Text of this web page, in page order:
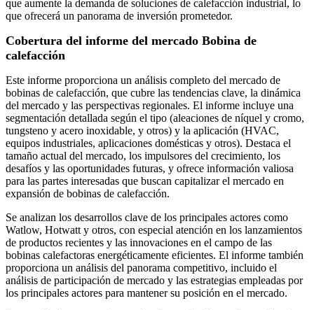
que aumente la demanda de soluciones de calefacción industrial, lo
que ofrecerá un panorama de inversión prometedor.
Cobertura del informe del mercado Bobina de
calefacción
Este informe proporciona un análisis completo del mercado de
bobinas de calefacción, que cubre las tendencias clave, la dinámica
del mercado y las perspectivas regionales. El informe incluye una
segmentación detallada según el tipo (aleaciones de níquel y cromo,
tungsteno y acero inoxidable, y otros) y la aplicación (HVAC,
equipos industriales, aplicaciones domésticas y otros). Destaca el
tamaño actual del mercado, los impulsores del crecimiento, los
desafíos y las oportunidades futuras, y ofrece información valiosa
para las partes interesadas que buscan capitalizar el mercado en
expansión de bobinas de calefacción.
Se analizan los desarrollos clave de los principales actores como
Watlow, Hotwatt y otros, con especial atención en los lanzamientos
de productos recientes y las innovaciones en el campo de las
bobinas calefactoras energéticamente eficientes. El informe también
proporciona un análisis del panorama competitivo, incluido el
análisis de participación de mercado y las estrategias empleadas por
los principales actores para mantener su posición en el mercado.